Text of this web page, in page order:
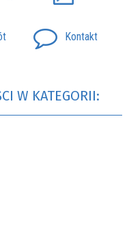
Kontakt
W KATEGORII: